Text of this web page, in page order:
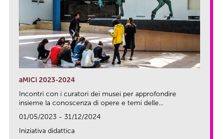
aMICi 2023-2024
Incontri con i curatori dei musei per approfondire
insieme la conoscenza di opere e temi delle...
01/05/2023 - 31/12/2024
Iniziativa didattica